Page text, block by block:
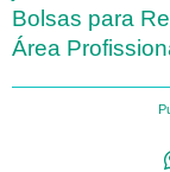
Bolsas para
Área